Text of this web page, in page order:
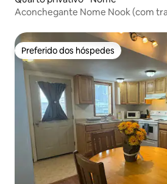
Aconchegante Nome Nook (com
Preferido dos hóspedes
Preferido dos hóspedes